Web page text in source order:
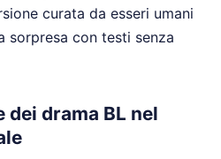
curata da esseri umani
sorpresa con testi senza
drama BL nel